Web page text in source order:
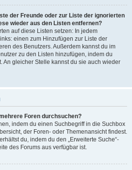
der Freunde oder zur Liste der ignorierten
wieder aus den Listen entfernen?
auf diese Listen setzen: In jedem
einen zum Hinzufügen zur Liste der
des Benutzers. Außerdem kannst du im
zu den Listen hinzufügen, indem du
An gleicher Stelle kannst du sie auch wieder
Foren durchsuchen?
indem du einen Suchbegriff in die Suchbox
der Foren- oder Themenansicht findest.
du, indem du den „Erweiterte Suche“-
des Forums aus verfügbar ist.